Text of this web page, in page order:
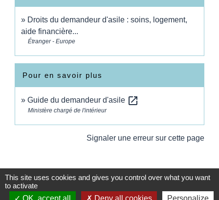
Droits du demandeur d'asile : soins, logement,
aide financière...
Étranger - Europe
Pour en savoir plus
Guide du demandeur d'asile open_in_new
Ministère chargé de l'intérieur
Signaler une erreur sur cette page
This site uses cookies and gives you control over what you want
to activate
OK, accept all
Deny all cookies Personalize